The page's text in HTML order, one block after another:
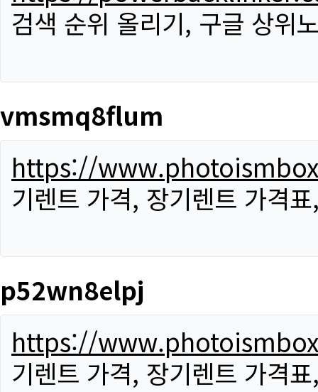
검색 순위 올리기, 구글 상위
vmsmq8flum
https://
기렌트 가격, 장기렌트 가격
p52wn8elpj
https://
기렌트 가격, 장기렌트 가격